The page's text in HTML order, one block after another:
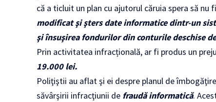
că a ticluit un plan cu ajutorul căruia spera să nu
modificat şi şters date informatice dintr-un
şi însuşirea fondurilor din conturile deschise
Prin activitatea infracțională, ar fi produs un
19.000 lei.
Poliţiştii au aflat şi ei despre planul de
săvârşirii infracţiunii de fraudă informatică.